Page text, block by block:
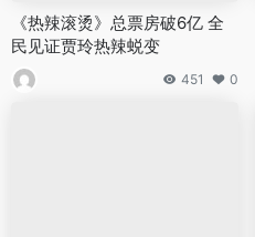
《热辣滚烫》总票房破6亿 全
民见证贾玲热辣蜕变
451 0